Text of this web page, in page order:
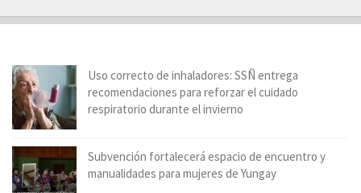
Uso correcto de inhaladores: SSÑ entrega
recomendaciones para reforzar el cuidado
respiratorio durante el invierno
Subvención fortalecerá espacio de encuentro y
manualidades para mujeres de Yungay